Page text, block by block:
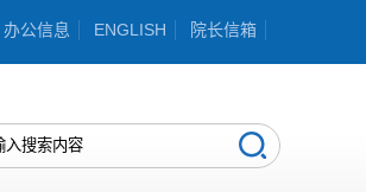
办公信息 ENGLISH 院长信箱